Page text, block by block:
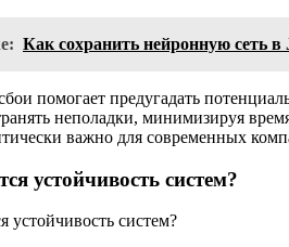
Как сохранить нейронную сеть
помогает предугадать
неполадки, минимизируя
важно для современных
устойчивость систем?